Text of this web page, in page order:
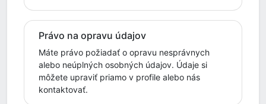
Právo na opravu údajov
Máte právo požiadať o opravu nesprávnych
alebo neúplných osobných údajov. Údaje si
môžete upraviť priamo v profile alebo nás
kontaktovať.